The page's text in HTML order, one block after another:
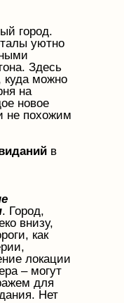
город.
уютно
Здесь
куда можно
на
новое
не похожим
в
. Город,
внизу,
как
локации
– могут
для
Нет